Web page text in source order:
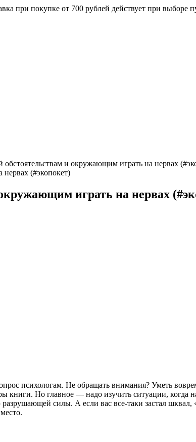
при покупке от 700 рублей действует при
и окружающим играть на нервах
играть на нервах
психологам. Не обращать внимания? Уметь
книги. Но главное — надо изучить ситуации, когда
силы. А если вас все-таки застал